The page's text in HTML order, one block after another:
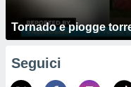
Tornado e piogge
Seguici